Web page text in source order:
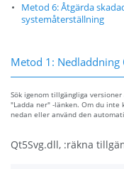
Metod 6: Åtgärda
systemåterställning
Metod 1: Nedladdning
Sök igenom tillgängliga
"Ladda ner" -länken. Om du
nedan eller använd den
Qt5Svg.dll, :räkna